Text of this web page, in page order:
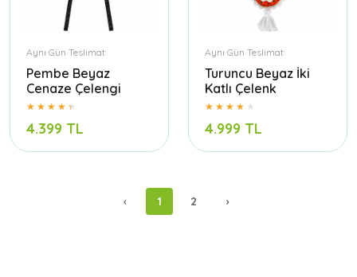
Aynı Gün Teslimat
Pembe Beyaz
Cenaze Çelengi
4.399 TL
Aynı Gün Teslimat
Turuncu Beyaz İki
Katlı Çelenk
4.999 TL
‹ 1 2 ›